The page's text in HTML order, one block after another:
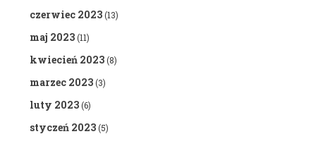
czerwiec 2023(13)
maj 2023(11)
kwiecień 2023(8)
marzec 2023(3)
luty 2023(6)
styczeń 2023(5)